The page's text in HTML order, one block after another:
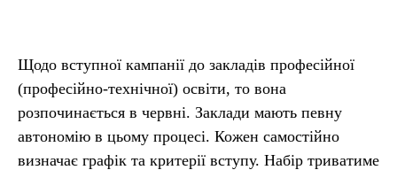
Щодо вступної кампанії до закладів професійної
(професійно-технічної) освіти, то вона
розпочинається в червні. Заклади мають певну
автономію в цьому процесі. Кожен самостійно
визначає графік та критерії вступу. Набір триватиме